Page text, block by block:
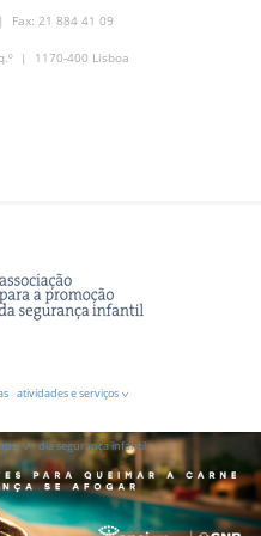
Fax: 21 884 41 09
| 1170-400 Lisboa
atividades e serviços
dia segurança infantil